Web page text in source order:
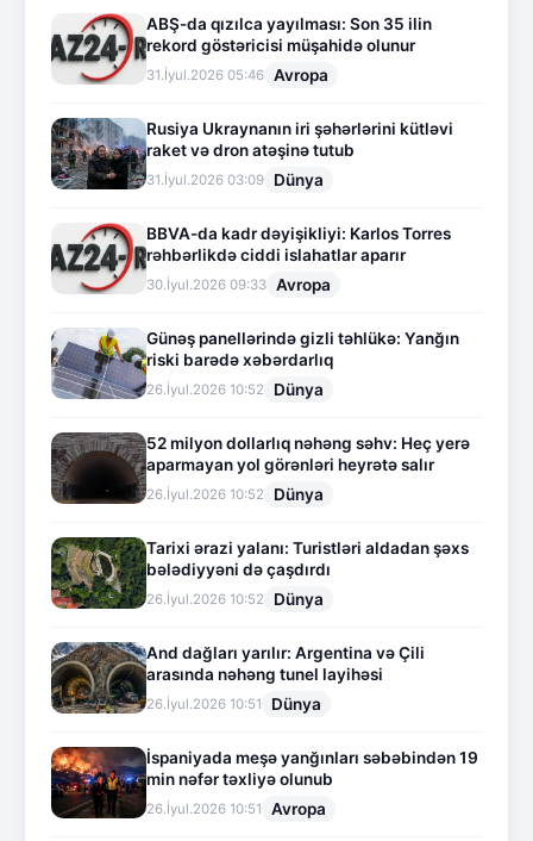
ABŞ-da qızılca yayılması: Son 35 ilin
rekord göstəricisi müşahidə olunur
31.İyul.2026 05:46 Avropa
Rusiya Ukraynanın iri şəhərlərini kütləvi
raket və dron atəşinə tutub
31.İyul.2026 03:09 Dünya
BBVA-da kadr dəyişikliyi: Karlos Torres
rəhbərlikdə ciddi islahatlar aparır
30.İyul.2026 09:33 Avropa
Günəş panellərində gizli təhlükə: Yanğın
riski barədə xəbərdarlıq
26.İyul.2026 10:52 Dünya
52 milyon dollarlıq nəhəng səhv: Heç yerə
aparmayan yol görənləri heyrətə salır
26.İyul.2026 10:52 Dünya
Tarixi ərazi yalanı: Turistləri aldadan şəxs
bələdiyyəni də çaşdırdı
26.İyul.2026 10:52 Dünya
And dağları yarılır: Argentina və Çili
arasında nəhəng tunel layihəsi
26.İyul.2026 10:51 Dünya
İspaniyada meşə yanğınları səbəbindən 19
min nəfər təxliyə olunub
26.İyul.2026 10:51 Avropa